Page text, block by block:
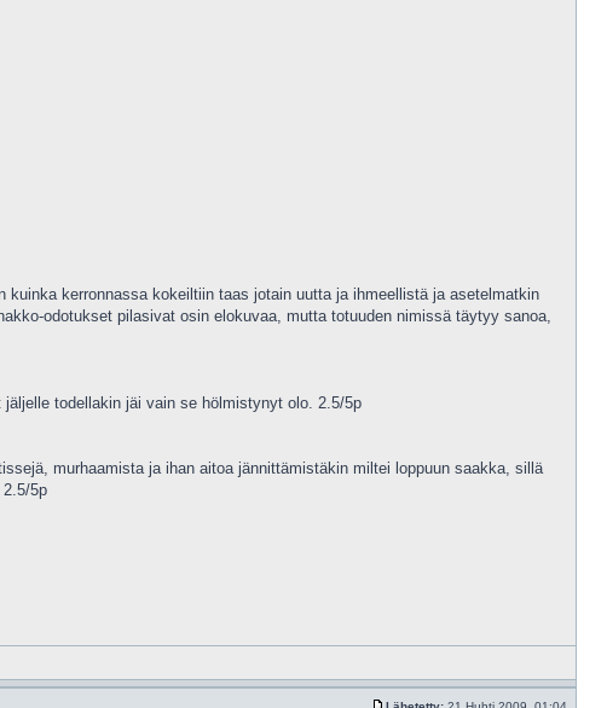
kuinka kerronnassa kokeiltiin taas jotain uutta ja ihmeellistä ja asetelmatkin
odotukset pilasivat osin elokuvaa, mutta totuuden nimissä täytyy sanoa,
todellakin jäi vain se hölmistynyt olo. 2.5/5p
murhaamista ja ihan aitoa jännittämistäkin miltei loppuun saakka, sillä
5p